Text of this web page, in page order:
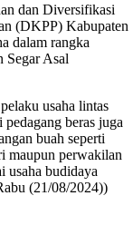
dan Diversifikasi
(DKPP) Kabupaten
dalam rangka
Segar Asal
usaha lintas
beras juga
buah seperti
maupun perwakilan
usaha budidaya
(21/08/2024))